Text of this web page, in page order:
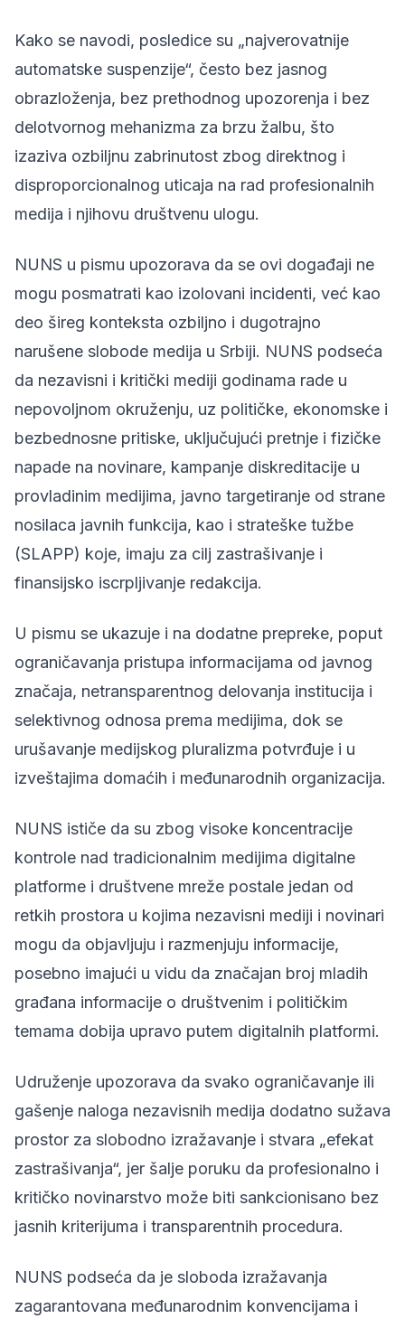
Kako se navodi, posledice su „najverovatnije
automatske suspenzije“, često bez jasnog
obrazloženja, bez prethodnog upozorenja i bez
delotvornog mehanizma za brzu žalbu, što
izaziva ozbiljnu zabrinutost zbog direktnog i
disproporcionalnog uticaja na rad profesionalnih
medija i njihovu društvenu ulogu.
NUNS u pismu upozorava da se ovi događaji ne
mogu posmatrati kao izolovani incidenti, već kao
deo šireg konteksta ozbiljno i dugotrajno
narušene slobode medija u Srbiji. NUNS podseća
da nezavisni i kritički mediji godinama rade u
nepovoljnom okruženju, uz političke, ekonomske i
bezbednosne pritiske, uključujući pretnje i fizičke
napade na novinare, kampanje diskreditacije u
provladinim medijima, javno targetiranje od strane
nosilaca javnih funkcija, kao i strateške tužbe
(SLAPP) koje, imaju za cilj zastrašivanje i
finansijsko iscrpljivanje redakcija.
U pismu se ukazuje i na dodatne prepreke, poput
ograničavanja pristupa informacijama od javnog
značaja, netransparentnog delovanja institucija i
selektivnog odnosa prema medijima, dok se
urušavanje medijskog pluralizma potvrđuje i u
izveštajima domaćih i međunarodnih organizacija.
NUNS ističe da su zbog visoke koncentracije
kontrole nad tradicionalnim medijima digitalne
platforme i društvene mreže postale jedan od
retkih prostora u kojima nezavisni mediji i novinari
mogu da objavljuju i razmenjuju informacije,
posebno imajući u vidu da značajan broj mladih
građana informacije o društvenim i političkim
temama dobija upravo putem digitalnih platformi.
Udruženje upozorava da svako ograničavanje ili
gašenje naloga nezavisnih medija dodatno sužava
prostor za slobodno izražavanje i stvara „efekat
zastrašivanja“, jer šalje poruku da profesionalno i
kritičko novinarstvo može biti sankcionisano bez
jasnih kriterijuma i transparentnih procedura.
NUNS podseća da je sloboda izražavanja
zagarantovana međunarodnim konvencijama i